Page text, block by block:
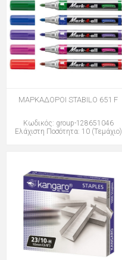
ΜΑΡΚΑΔΟΡΟΙ STABILO 651 F
Κωδικός: group-128651046
Ελάχιστη Ποσότητα: 10 (Τεμάχιο)